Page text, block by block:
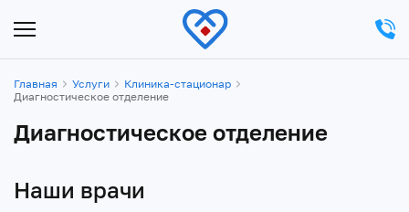
Главная Услуги
Клиника-стационар
Диагностическое отделение
Диагностическое отделение
Наши врачи